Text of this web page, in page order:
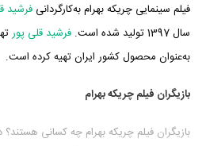
فیلم سینمایی چریکه بهرام به‌کارگردانی فرشید
سال 1397 تولید شده است.
فرشید قلی پور
به‌عنوان محصول کشور ایران تهیه کرده است.
بازیگران فیلم چریکه بهرام
بازیگران فیلم چریکه بهرام چه کسانی هستند؟